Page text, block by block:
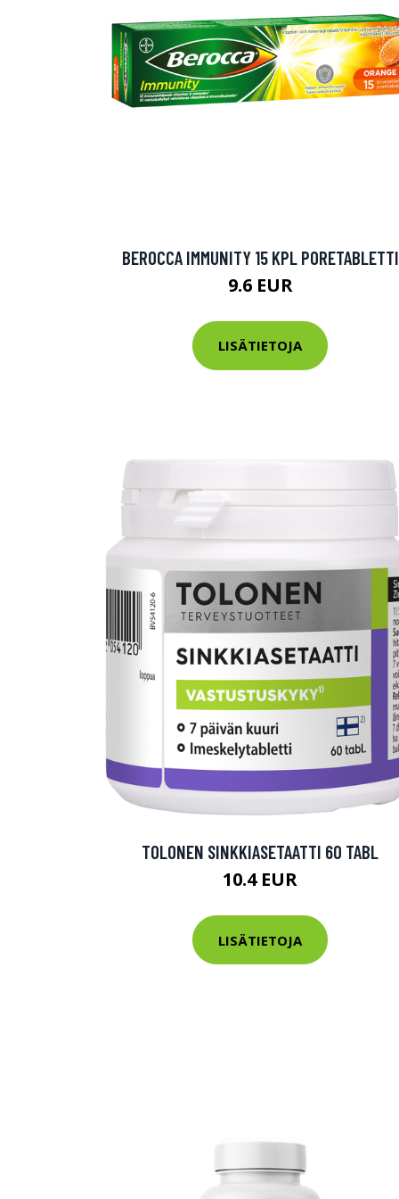
BEROCCA IMMUNITY 15 KPL PORETABLETTI
9.6 EUR
LISÄTIETOJA
TOLONEN SINKKIASETAATTI 60 TABL
10.4 EUR
LISÄTIETOJA
Varaa
hintaan.